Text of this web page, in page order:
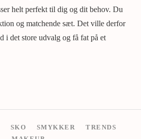
helt perfekt til dig og dit behov. Du
og matchende sæt. Det ville derfor
i det store udvalg og få fat på et
SKO SMYKKER
TRENDS